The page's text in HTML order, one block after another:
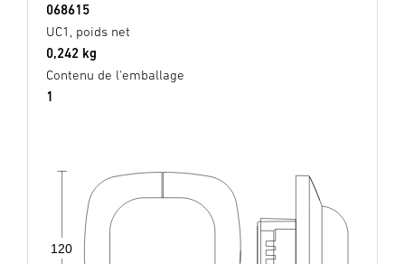
068615
UC1, poids net
0,242 kg
Contenu de l'emballage
1
120